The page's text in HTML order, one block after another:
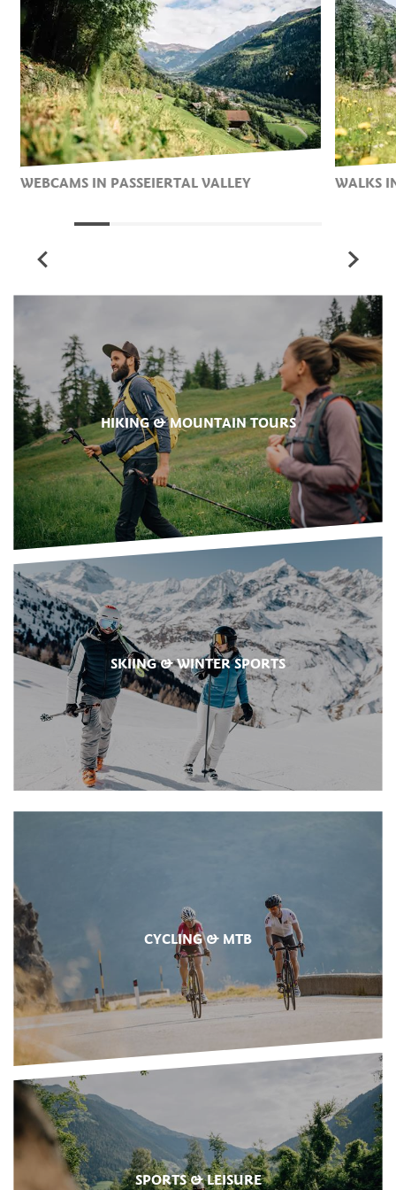
WEBCAMS IN PASSEIERTAL VALLEY WALKS
HIKING & MOUNTAIN TOURS
SKIING & WINTER SPORTS
CYCLING & MTB
SPORTS & LEISURE